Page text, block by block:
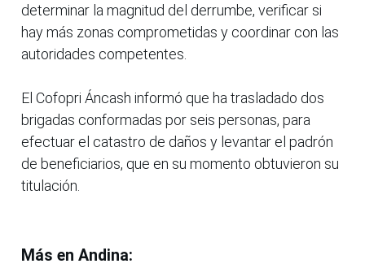
determinar la magnitud del derrumbe, verificar si
hay más zonas comprometidas y coordinar con las
autoridades competentes.
El Cofopri Áncash informó que ha trasladado dos
brigadas conformadas por seis personas, para
efectuar el catastro de daños y levantar el padrón
de beneficiarios, que en su momento obtuvieron su
titulación.
Más en Andina: